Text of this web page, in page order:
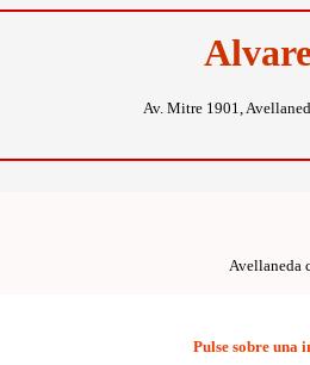
Av. Mitre 1901,
Avellaneda
Pulse sobre una